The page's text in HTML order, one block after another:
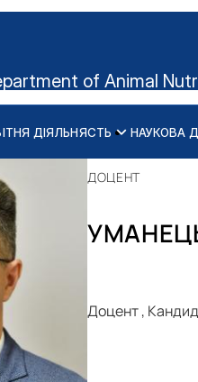
of Animal
виробничі лабораторії
ДІЯЛЬНЯСТЬ НАУКОВА
та докторантів
кафедри
республіціДОЦЕНТ
Доцент,